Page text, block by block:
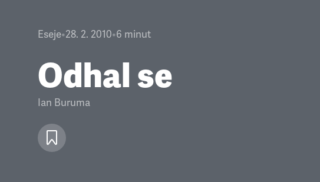
Eseje•28. 2. 2010•6 minut
Odhal se
Ian Buruma